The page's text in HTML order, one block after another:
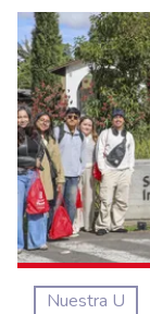
Nuestra U